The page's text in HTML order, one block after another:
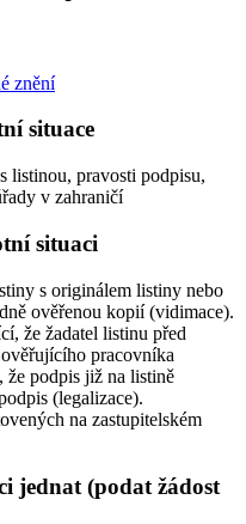
znění
situace
listinou, pravosti podpisu,
v zahraničí
situaci
s originálem listiny nebo
ověřenou kopií (vidimace).
že žadatel listinu před
pracovníka
že podpis již na listině
(legalizace).
na zastupitelském
jednat (podat žádost